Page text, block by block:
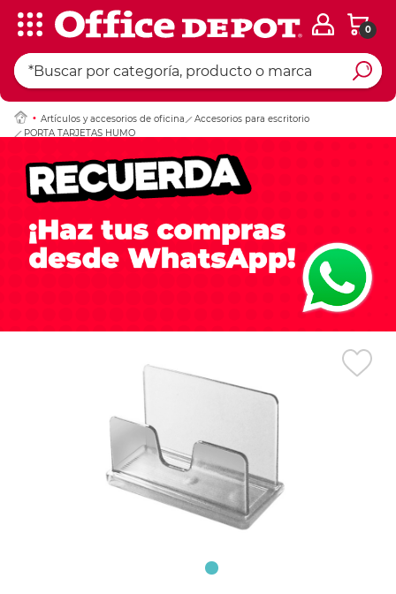
0
Artículos y accesorios de oficina
Accesorios para escritorio
PORTA TARJETAS HUMO
Ingresar Codigo